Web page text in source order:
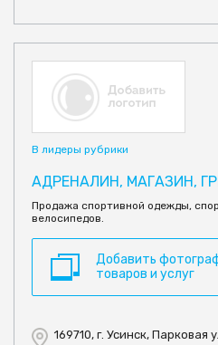
В лидеры рубрики
АДРЕНАЛИН, МАГАЗИН,
Продажа спортивной одежды,
велосипедов.
Добавить
товаров и услуг
169710, г. Усинск, Парковая